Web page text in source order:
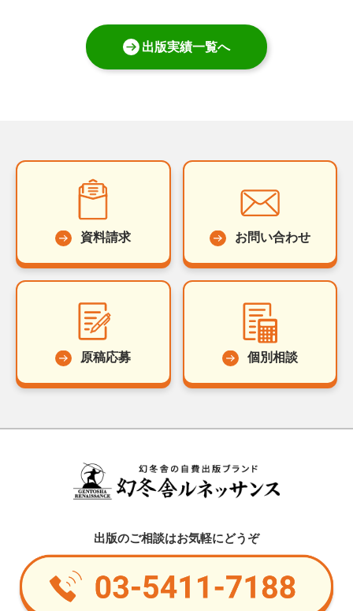
出版実績一覧へ
資料請求 お問い合わせ
原稿応募 個別相談
出版のご相談はお気軽にどうぞ